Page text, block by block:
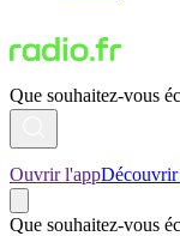
Que souhaitez-vous
Ouvrir l'app
Que souhaitez-vous